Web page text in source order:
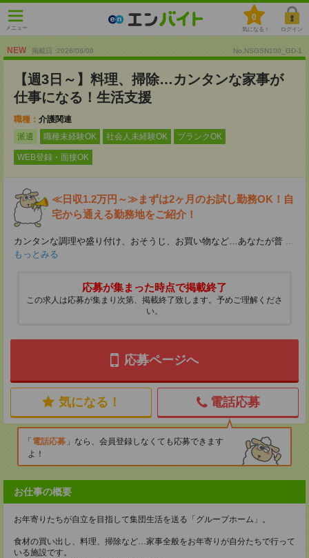
メニュー
0
気になる！ ログイン
NEW 掲載日 :2026/08/08 No.NSGSN100_GD-1
【週3日～】料理、掃除…カンタンな家事が
仕事になる！生活支援
職種： 介護関連
派遣
職種未経験OK 社会人未経験OK ブランクOK
WEB登録・面接OK
≪日収1.2万円～≫まずは2ヶ月のお試し勤務OK！自
宅から通える勤務地をご紹介！
カンタンな調理や盛り付け、おそうじ、お買い物など…あなたが普 ...
もっとみる
応募が集まった時点で掲載終了
この求人は応募が集まり次第、掲載終了致します。予めご理解くださ
い。
応募ページへ
気になる！ 電話応募
電話応募
なら、会員登録しなくても応募できます
よ！
お仕事の概要
お年寄りたちが自立を目指して集団生活を送る「グループホーム」。
食材の買い出し、料理、掃除など…家事全般をお年寄りが自分たちで行って
いる施設です。